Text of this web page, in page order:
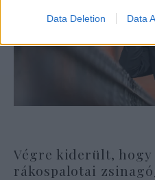
Data Deletion Data
Végre kiderült, hogy
rákospalotai